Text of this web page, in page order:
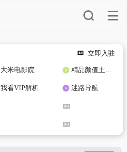
立即入驻
大米电影院 精品颜值主播定制
我看VIP解析 迷路导航